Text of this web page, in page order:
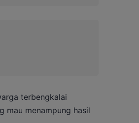
terbengkalai
mau menampung hasil